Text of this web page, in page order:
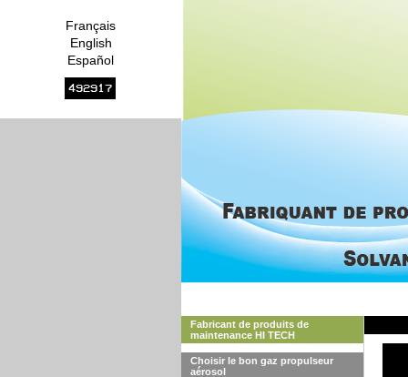
Français
English
Español
492917
Fabricant de produits de
maintenance HI TECH
Choisir le bon gaz propulseur
aérosol